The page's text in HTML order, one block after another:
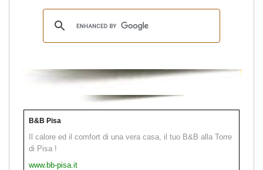
B&B Pisa
Il calore ed il comfort di una vera casa, il tuo B&B alla Torre
di Pisa !
www.bb-pisa.it